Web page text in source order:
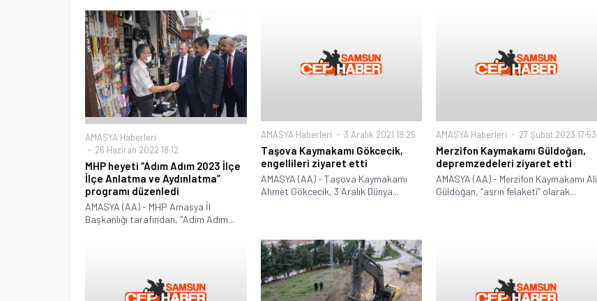
AMASYA Haberleri
26 Haziran 2022 18:12
MHP heyeti “Adım Adım 2023 İlçe
İlçe Anlatma ve Aydınlatma”
programı düzenledi
AMASYA (AA) - MHP Amasya İl
Başkanlığı tarafından, "Adım Adım...
AMASYA Haberleri 3 Aralık 2021 18:25
Taşova Kaymakamı Gökcecik,
engellileri ziyaret etti
AMASYA (AA) - Taşova Kaymakamı
Ahmet Gökcecik, 3 Aralık Dünya...
AMASYA Haberleri 27 Şubat 2023 17:53
Merzifon Kaymakamı Güldoğan,
depremzedeleri ziyaret etti
AMASYA (AA) - Merzifon Kaymakamı Ali
Güldoğan, “asrın felaketi” olarak...